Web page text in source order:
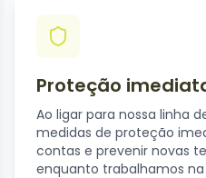
Proteção
Ao ligar para nossa linha
medidas de proteção
contas e prevenir novas
enquanto trabalhamos na